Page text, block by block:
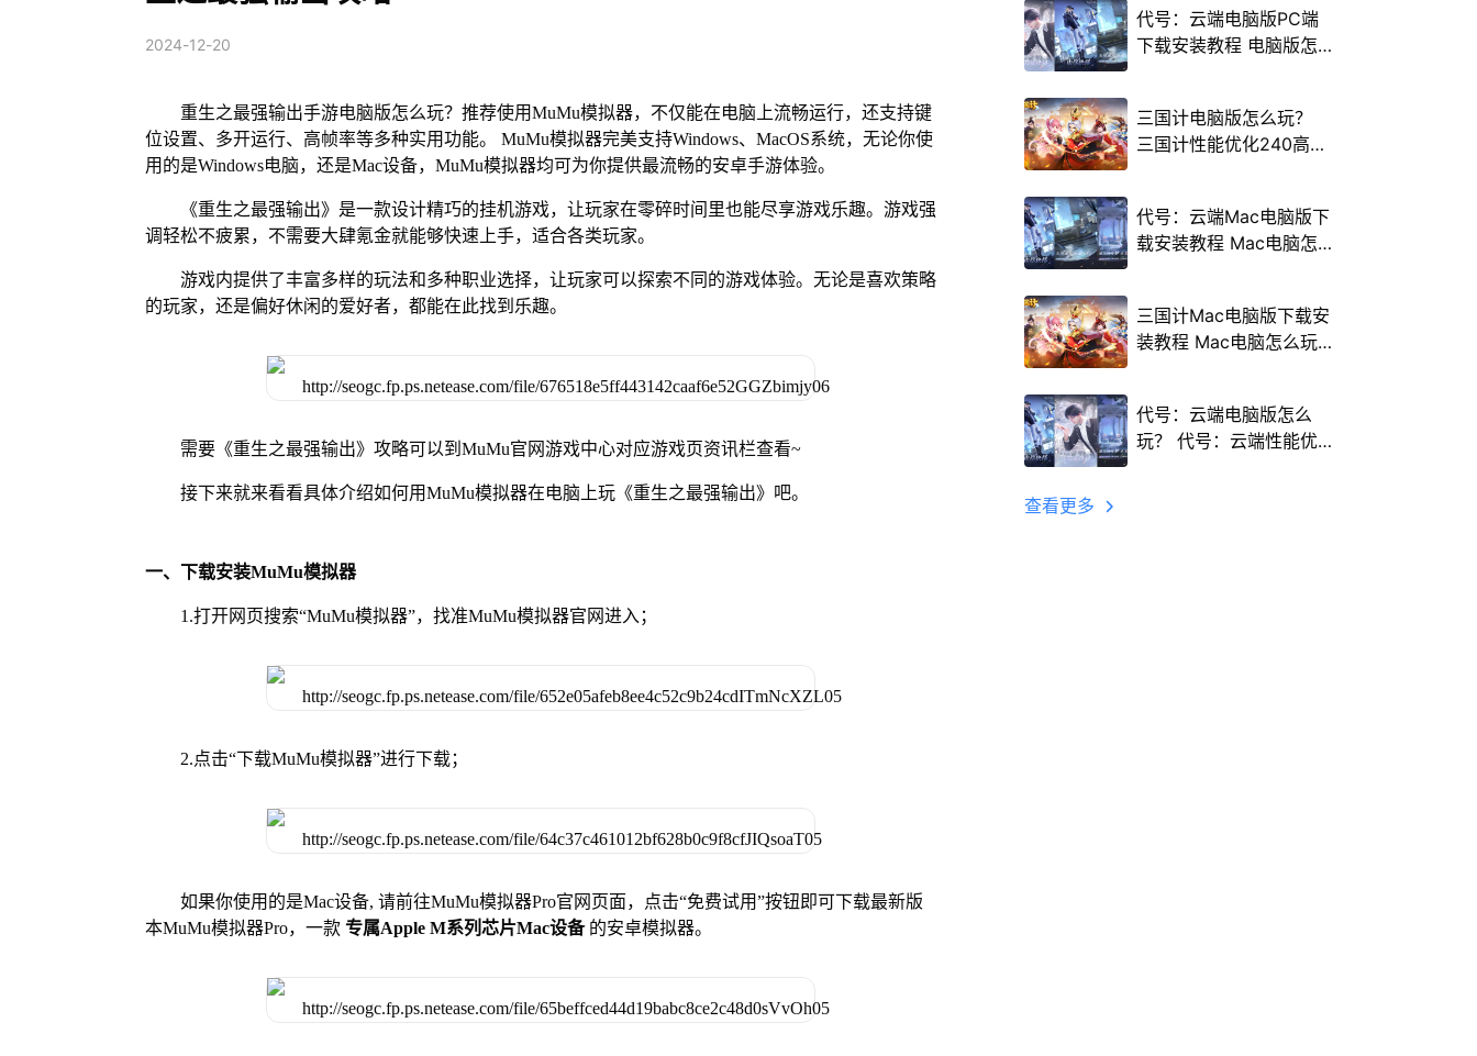
2024-12-20
重生之最强输出手游电脑版怎么玩？推荐使用MuMu模拟器，不仅能在电脑上流畅运行，还支持键
位设置、多开运行、高帧率等多种实用功能。 MuMu模拟器完美支持Windows、MacOS系统，无论你使
用的是Windows电脑，还是Mac设备，MuMu模拟器均可为你提供最流畅的安卓手游体验。
《重生之最强输出》是一款设计精巧的挂机游戏，让玩家在零碎时间里也能尽享游戏乐趣。游戏强
调轻松不疲累，不需要大肆氪金就能够快速上手，适合各类玩家。
游戏内提供了丰富多样的玩法和多种职业选择，让玩家可以探索不同的游戏体验。无论是喜欢策略
的玩家，还是偏好休闲的爱好者，都能在此找到乐趣。
需要《重生之最强输出》攻略可以到MuMu官网游戏中心对应游戏页资讯栏查看~
接下来就来看看具体介绍如何用MuMu模拟器在电脑上玩《重生之最强输出》吧。
一、下载安装MuMu模拟器
1.打开网页搜索“MuMu模拟器”，找准MuMu模拟器官网进入；
2.点击“下载MuMu模拟器”进行下载；
如果你使用的是Mac设备, 请前往MuMu模拟器Pro官网页面，点击“免费试用”按钮即可下载最新版
本MuMu模拟器Pro，一款 专属Apple M系列芯片Mac设备 的安卓模拟器。
代号：云端电脑版PC端
下载安装教程 电脑版怎
三国计电脑版怎么玩？
三国计性能优化240高帧
代号：云端Mac电脑版下
载安装教程 Mac电脑怎
三国计Mac电脑版下载安
装教程 Mac电脑怎么玩
代号：云端电脑版怎么
玩？ 代号：云端性能优
查看更多